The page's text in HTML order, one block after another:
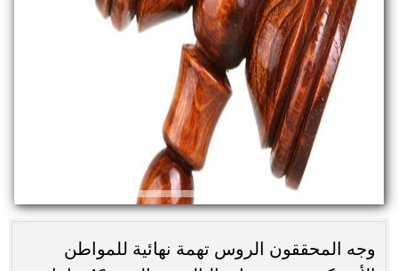
وجه المحققون الروس تهمة نهائية للمواطن